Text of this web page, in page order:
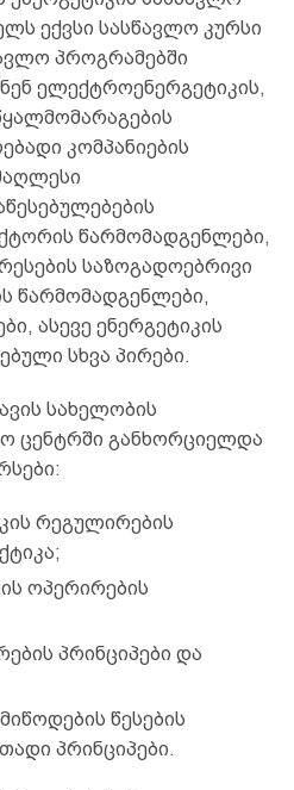
ექვსი სასწავლო კურსი
პროგრამებში
ელექტროენერგეტიკის,
კომპანიების
წარმომადგენლები,
საზოგადოებრივი
წარმომადგენლები,
ასევე ენერგეტიკის
სხვა პირები.
სახელობის
ცენტრში განხორციელდა
რეგულირების
ოპერირების
პრინციპები და
წესების
პრინციპები.